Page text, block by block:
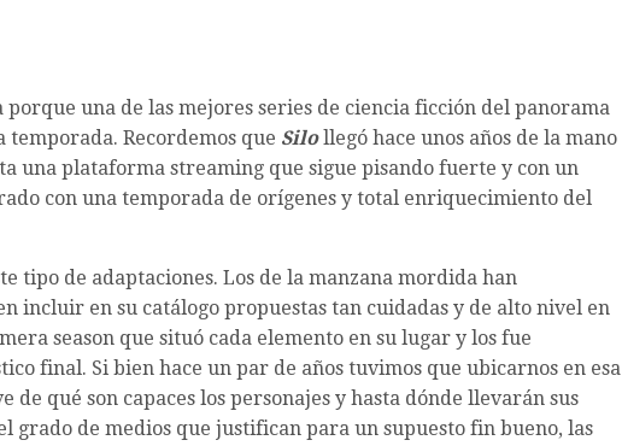
porque una de las mejores series de ciencia ficción del panorama
Recordemos que Silollegó hace unos años de la mano
una plataforma streaming que sigue pisando fuerte y con un
con una temporada de orígenes y total enriquecimiento del
tipo de adaptaciones. Los de la manzana mordida han
incluir en su catálogo propuestas tan cuidadas y de alto nivel en
season que situó cada elemento en su lugar y los fue
final. Si bien hace un par de años tuvimos que ubicarnos en esa
de qué son capaces los personajes y hasta dónde llevarán sus
grado de medios que justifican para un supuesto fin bueno, las